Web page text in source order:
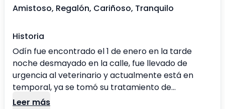
Amistoso, Regalón, Cariñoso, Tranquilo
Historia
Odín fue encontrado el 1 de enero en la tarde
noche desmayado en la calle, fue llevado de
urgencia al veterinario y actualmente está en
temporal, ya se tomó su tratamiento de
medicamentos y los exámenes que le faltan para
Leer más